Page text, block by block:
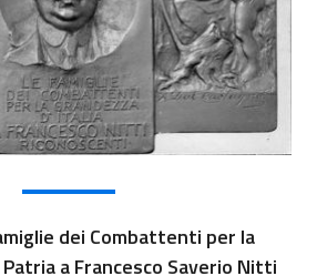
dei Combattenti per la
a Francesco Saverio Nitti